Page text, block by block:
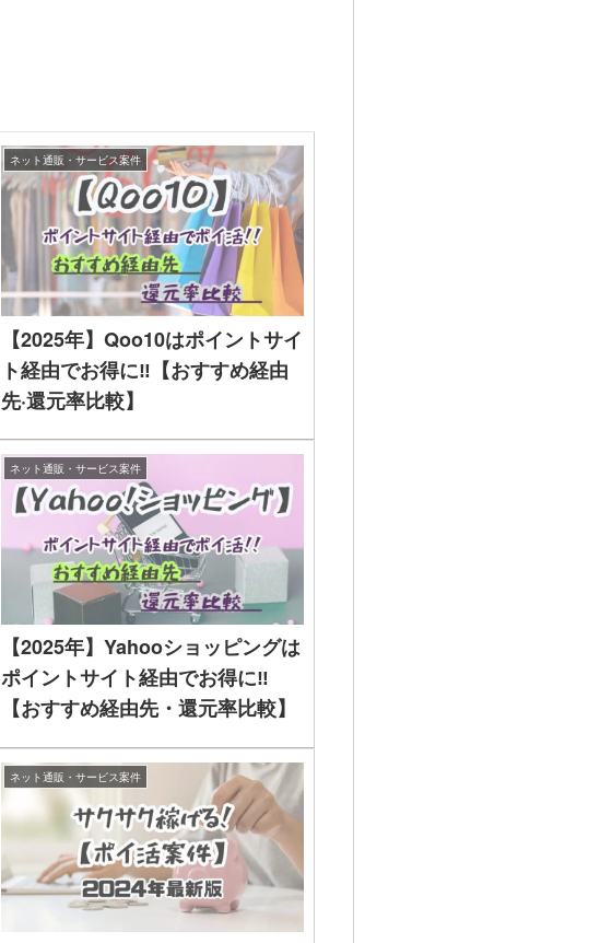
ネット通販・サービス案件
【2025年】Qoo10はポイントサイ
ト経由でお得に‼【おすすめ経由
先·還元率比較】
ネット通販・サービス案件
【2025年】Yahooショッピングは
ポイントサイト経由でお得に‼
【おすすめ経由先・還元率比較】
ネット通販・サービス案件